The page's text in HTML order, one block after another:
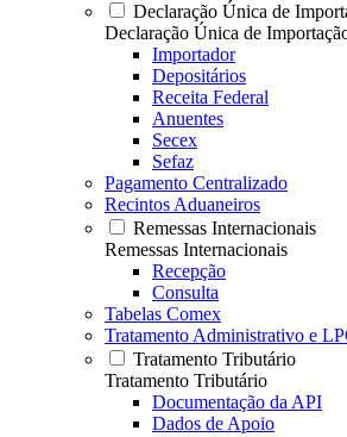
Declaração Única de
Declaração Única de
Importador
Depositários
Receita Federal
Anuentes
Secex
Sefaz
Pagamento Centralizado
Recintos Aduaneiros
Remessas Internacionais
Remessas Internacionais
Recepção
Consulta
Tabelas Comex
Tratamento Administrativo e
Tratamento Tributário
Tratamento Tributário
Documentação da API
Dados de Apoio